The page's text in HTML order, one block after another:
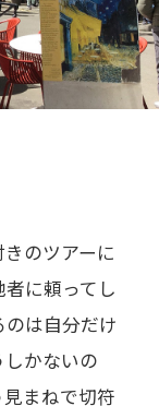
のツアーに
に頼ってし
は自分だけ
かないの
まねで切符